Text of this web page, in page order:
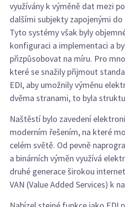
využívány k výměně dat mezi
dalšími subjekty zapojenými
Tyto systémy však byly
konfiguraci a implementaci a
přizpůsobovat na míru. Pro
které se snažily přijmout
EDI, aby umožnily výměnu
dvěma stranami, to byla
Naštěstí bylo zavedení
moderním řešením, na které
celém světě. Od pevně
a binárních výměn využívá
druhé generace širokou
VAN (Value Added Services) k